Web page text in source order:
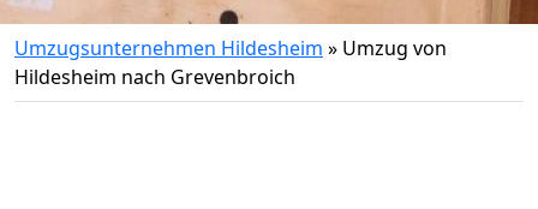
Umzugsunternehmen Hildesheim » Umzug von
Hildesheim nach Grevenbroich